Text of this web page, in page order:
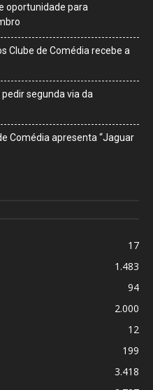
oportunidade para
Clube de Comédia recebe a
segunda via da
Comédia apresenta “Jaguar
17
1.483
94
2.000
12
199
3.418